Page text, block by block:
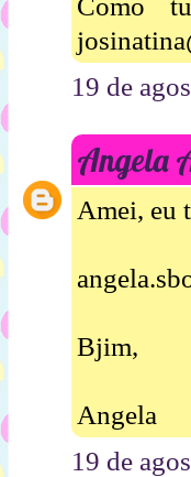
Como
19 de
Angela
Amei, eu
Bjim,
Angela
19 de